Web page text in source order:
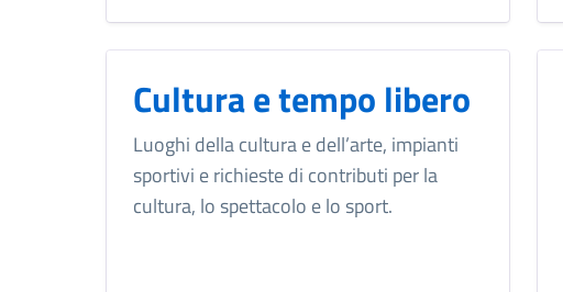
Cultura e tempo libero
Luoghi della cultura e dell’arte, impianti
sportivi e richieste di contributi per la
cultura, lo spettacolo e lo sport.